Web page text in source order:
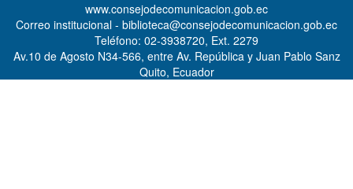
www.consejodecomunicacion.gob.ec
Correo institucional - biblioteca@consejodecomunicacion.gob.ec
Teléfono: 02-3938720, Ext. 2279
Av.10 de Agosto N34-566, entre Av. República y Juan Pablo Sanz
Quito, Ecuador